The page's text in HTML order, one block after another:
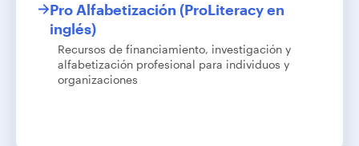
Pro Alfabetización (ProLiteracy en
inglés)
Recursos de financiamiento, investigación y
alfabetización profesional para individuos y
organizaciones